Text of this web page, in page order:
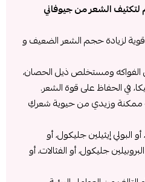
فوليوم لتكثيف الشعر من جيوفاني
قوية لزيادة حجم الشعر الضعيف و
ومستخلص ذيل الحصان،
في الحفاظ على قوة الشعر.
ممكنة وزيدي من حيوية شعركِ
البولي إيثيلين جليكول، أو
جليكول، أو الفثالات، أو